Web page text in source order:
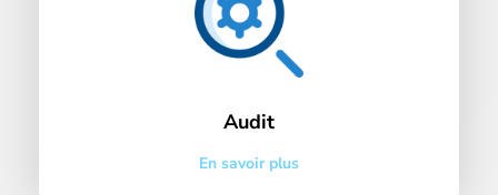
Audit
En savoir plus